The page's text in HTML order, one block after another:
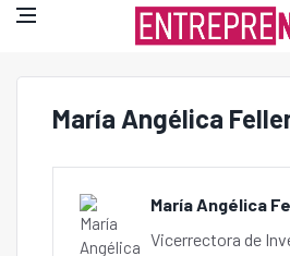
María Angélica
María Angélica
Vicerrectora de